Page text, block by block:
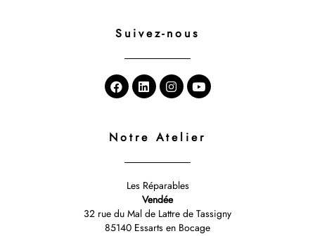
Suivez-nous
Notre Atelier
Les Réparables
Vendée
32 rue du Mal de Lattre de Tassigny
85140 Essarts en Bocage